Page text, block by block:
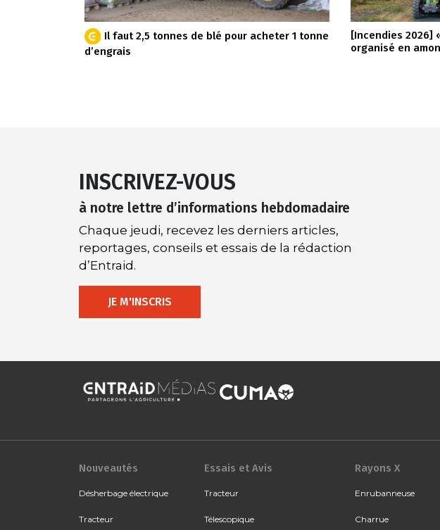
Il faut 2,5 tonnes de blé pour acheter 1 tonne
d’engrais
[Incendies 2026]
organisé en
INSCRIVEZ-VOUS
à notre lettre d’informations hebdomadaire
Chaque jeudi, recevez les derniers articles,
reportages, conseils et essais de la rédaction
d’Entraid.
JE M'INSCRIS
Nouveautés
Désherbage électrique
Tracteur
Essais et Avis
Tracteur
Télescopique
Rayons X
Enrubanneuse
Charrue